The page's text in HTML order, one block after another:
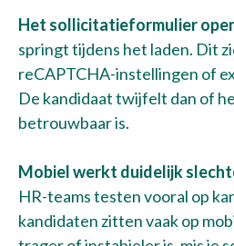
Het sollicitatieformulier
springt tijdens het laden. Dit
reCAPTCHA-instellingen of
De kandidaat twijfelt dan of
betrouwbaar is.
Mobiel werkt duidelijk
HR-teams testen vooral op
kandidaten zitten vaak op